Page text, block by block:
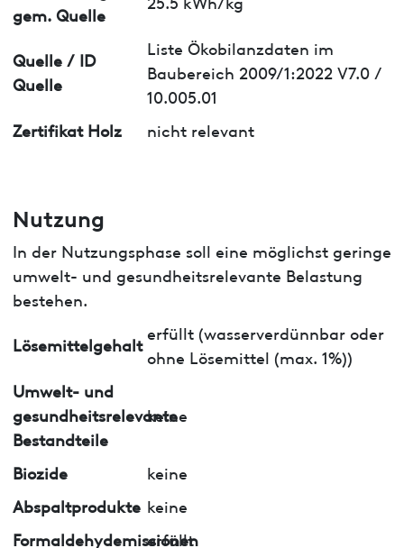
gem. Quelle
Quelle / ID
Quelle
Liste Ökobilanzdaten im
Baubereich 2009/1:2022 V7.0 /
10.005.01
Zertifikat Holz
nicht relevant
Nutzung
In der Nutzungsphase soll eine möglichst geringe
umwelt- und gesundheitsrelevante Belastung
bestehen.
Lösemittelgehalt
erfüllt (wasserverdünnbar oder
ohne Lösemittel (max. 1%))
Umwelt- und
gesundheitsrelevante
Bestandteile
keine
Biozide
keine
Abspaltprodukte keine
Formaldehydemissionen
erfüllt